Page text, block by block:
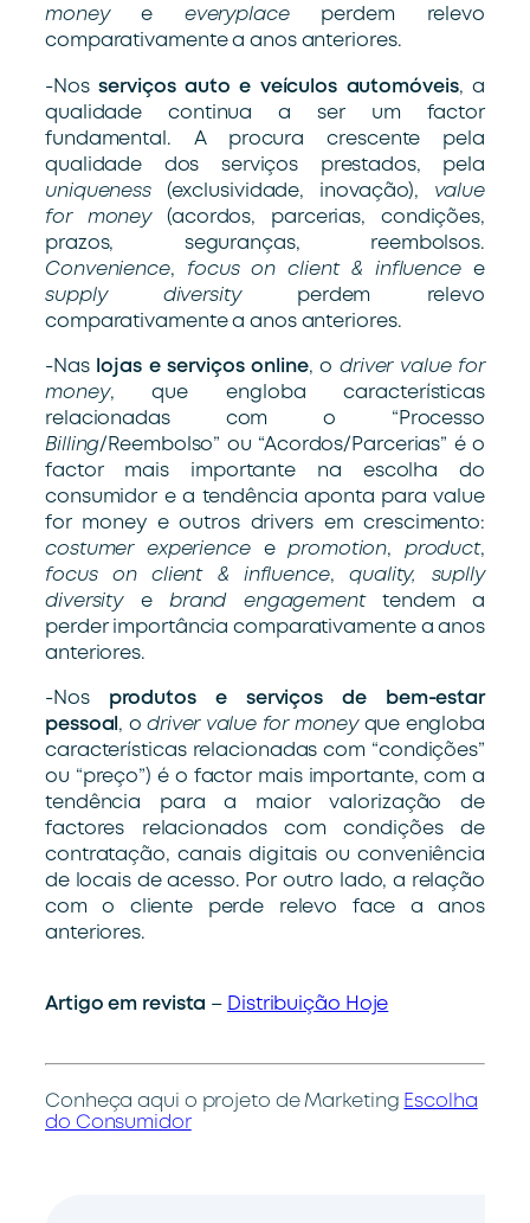
moneye everyplaceperdem relevo
comparativamente a anos anteriores.
-Nosserviços auto e veículos automóveis, a
qualidade continua a ser um factor
fundamental. A procura crescente pela
qualidade dos serviços prestados, pela
uniqueness (exclusividade, inovação), value
for money(acordos, parcerias, condições,
prazos, seguranças, reembolsos.
Convenience, focus on client & influencee
supply diversityperdem relevo
comparativamente a anos anteriores.
-Nas lojas e serviços online, o driver value for
money, que engloba características
relacionadas com o “Processo
Billing/Reembolso” ou “Acordos/Parcerias” é o
factor mais importante na escolha do
consumidor e a tendência aponta para value
for money e outros drivers em crescimento:
costumer experienceepromotion, product,
focus on client & influence,quality, suplly
diversity ebrand engagementtendem a
perder importância comparativamente a anos
anteriores.
-Nos produtos e serviços de bem-estar
pessoal , o driver value for moneyque engloba
características relacionadas com “condições”
ou “preço”) é o factor mais importante, com a
tendência para a maior valorização de
factores relacionados com condições de
contratação, canais digitais ou conveniência
de locais de acesso. Por outro lado, a relação
com o cliente perde relevo face a anos
anteriores.
Artigo em revista – Distribuição Hoje
Conheça aqui o projeto de Marketing Escolha
do Consumidor